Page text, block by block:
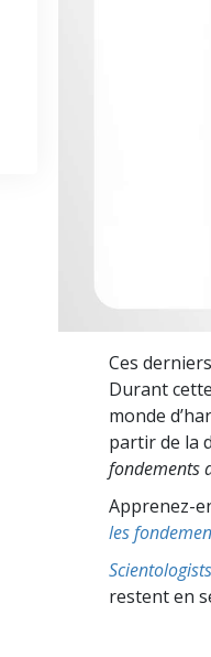
Ces
Durant
monde
partir de la
fondements
Apprenez-
les
restent en